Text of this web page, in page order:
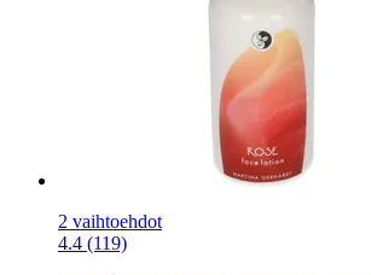
2 vaihtoehdot
4.4 (119)